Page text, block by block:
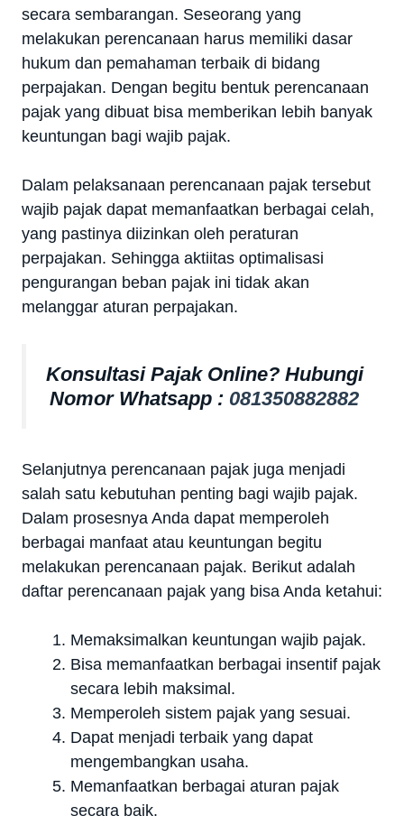
secara sembarangan. Seseorang yang
melakukan perencanaan harus memiliki dasar
hukum dan pemahaman terbaik di bidang
perpajakan. Dengan begitu bentuk perencanaan
pajak yang dibuat bisa memberikan lebih banyak
keuntungan bagi wajib pajak.
Dalam pelaksanaan perencanaan pajak tersebut
wajib pajak dapat memanfaatkan berbagai celah,
yang pastinya diizinkan oleh peraturan
perpajakan. Sehingga aktiitas optimalisasi
pengurangan beban pajak ini tidak akan
melanggar aturan perpajakan.
Konsultasi Pajak Online? Hubungi
Nomor Whatsapp : 081350882882
Selanjutnya perencanaan pajak juga menjadi
salah satu kebutuhan penting bagi wajib pajak.
Dalam prosesnya Anda dapat memperoleh
berbagai manfaat atau keuntungan begitu
melakukan perencanaan pajak. Berikut adalah
daftar perencanaan pajak yang bisa Anda ketahui:
Memaksimalkan keuntungan wajib pajak.
Bisa memanfaatkan berbagai insentif pajak
secara lebih maksimal.
Memperoleh sistem pajak yang sesuai.
Dapat menjadi terbaik yang dapat
mengembangkan usaha.
Memanfaatkan berbagai aturan pajak
secara baik.